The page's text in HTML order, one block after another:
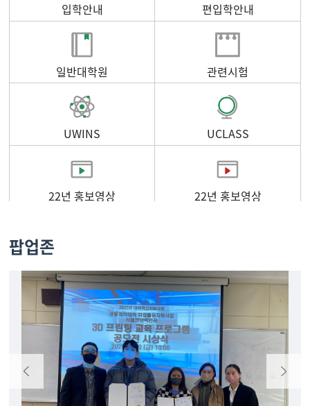
입학안내 편입학안내
일반대학원 관련시험
UWINS UCLASS
22년 홍보영상 22년 홍보영상
팝업존